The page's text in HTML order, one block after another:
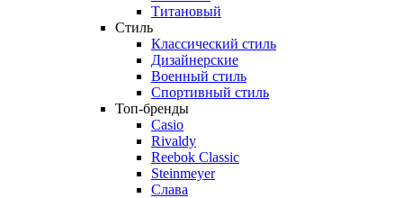
Титановый
Стиль
Классический стиль
Дизайнерские
Военный стиль
Спортивный стиль
Топ-бренды
Casio
Rivaldy
Reebok Classic
Steinmeyer
Слава